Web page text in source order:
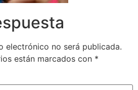
electrónico no será publicada.
están marcados con *